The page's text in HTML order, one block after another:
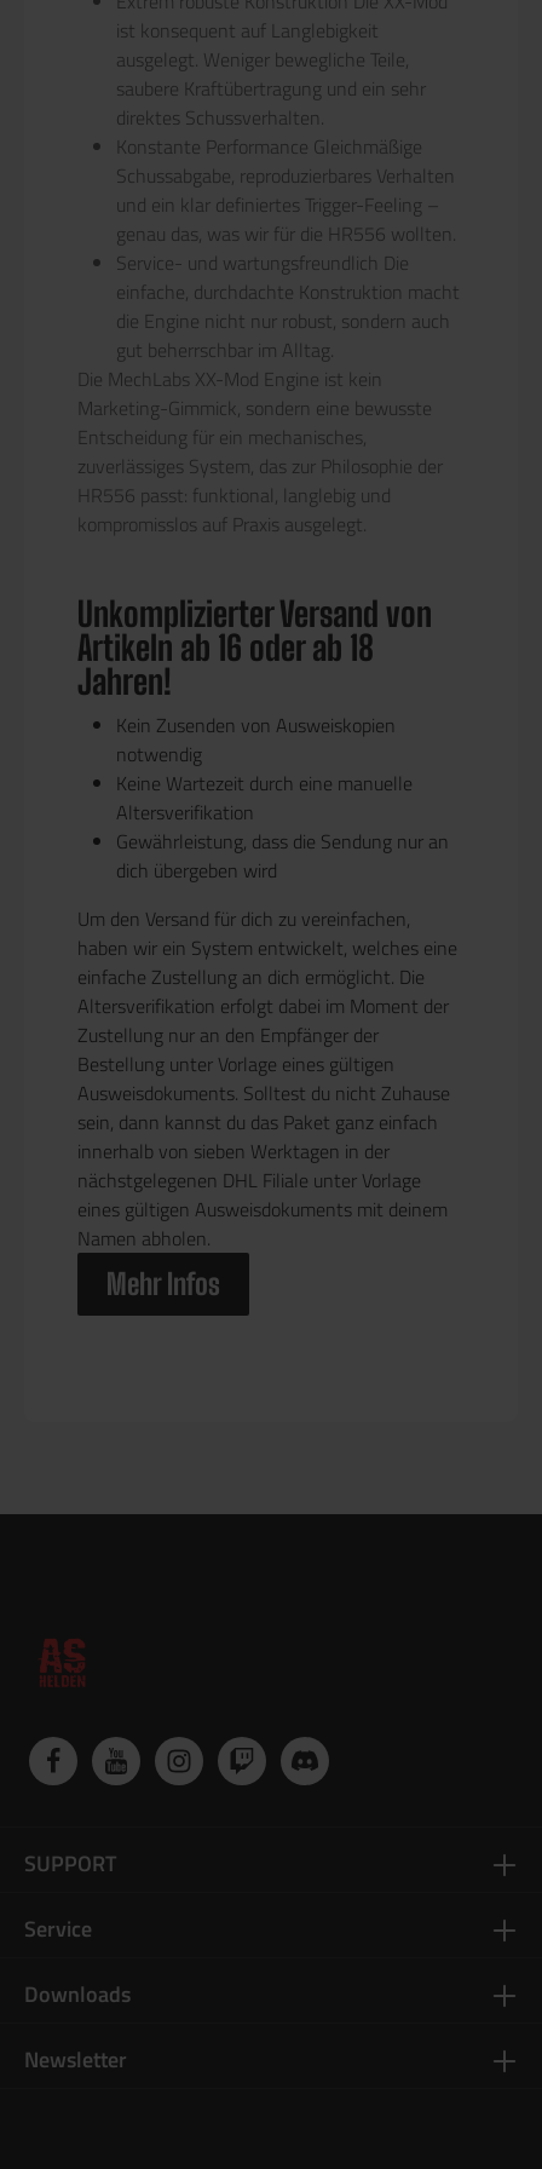
ist konsequent auf Langlebigkeit
ausgelegt. Weniger bewegliche Teile,
saubere Kraftübertragung und ein sehr
direktes Schussverhalten.
Konstante Performance Gleichmäßige
Schussabgabe, reproduzierbares Verhalten
und ein klar definiertes Trigger-Feeling –
genau das, was wir für die HR556 wollten.
Service- und wartungsfreundlich Die
einfache, durchdachte Konstruktion macht
die Engine nicht nur robust, sondern auch
gut beherrschbar im Alltag.
Die MechLabs XX-Mod Engine ist kein
Marketing-Gimmick, sondern eine bewusste
Entscheidung für ein mechanisches,
zuverlässiges System, das zur Philosophie der
HR556 passt: funktional, langlebig und
kompromisslos auf Praxis ausgelegt.
Unkomplizierter Versand von
Artikeln ab 16 oder ab 18
Jahren!
Kein Zusenden von Ausweiskopien
notwendig
Keine Wartezeit durch eine manuelle
Altersverifikation
Gewährleistung, dass die Sendung nur an
dich übergeben wird
Um den Versand für dich zu vereinfachen,
haben wir ein System entwickelt, welches eine
einfache Zustellung an dich ermöglicht. Die
Altersverifikation erfolgt dabei im Moment der
Zustellung nur an den Empfänger der
Bestellung unter Vorlage eines gültigen
Ausweisdokuments. Solltest du nicht Zuhause
sein, dann kannst du das Paket ganz einfach
innerhalb von sieben Werktagen in der
nächstgelegenen DHL Filiale unter Vorlage
eines gültigen Ausweisdokuments mit deinem
Namen abholen.
Mehr Infos
Newsletter
SUPPORT
Service
Downloads